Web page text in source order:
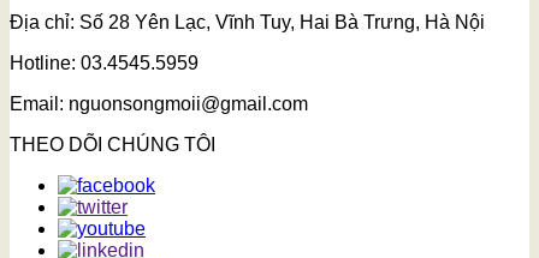
Địa chỉ: Số 28 Yên Lạc, Vĩnh Tuy, Hai Bà Trưng, Hà Nội
Hotline: 03.4545.5959
Email: nguonsongmoii@gmail.com
THEO DÕI CHÚNG TÔI